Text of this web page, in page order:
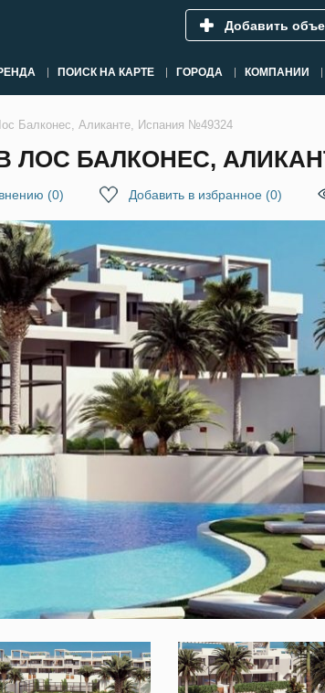
Добавить
ПОИСК НА КАРТЕ ГОРОДА КОМПАНИИ
Балконес, Аликанте, Испания №49324
ЛОС БАЛКОНЕС,
(0) Добавить в избранное (0)